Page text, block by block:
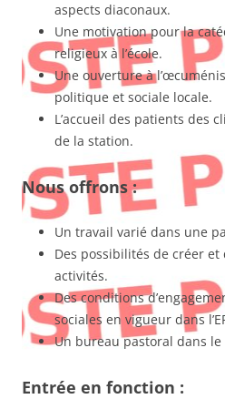
aspects diaconaux.
Une motivation pour la
religieux à l’école.
Une ouverture à
politique et sociale locale.
L’accueil des patients des
de la station.
Nous offrons :
Un travail varié dans une
Des possibilités de créer
activités.
Des conditions
sociales en vigueur dans
Un bureau pastoral dans
Entrée en fonction :